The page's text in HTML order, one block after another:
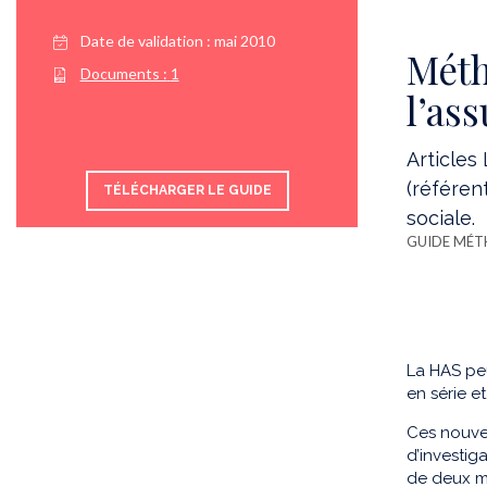
Date de validation : mai 2010
Documents : 1
TÉLÉCHARGER LE GUIDE
Articles
sociale.
GUIDE
La HAS
en série
Ces
de deux